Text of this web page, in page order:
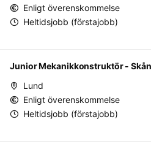
Enligt överenskommelse
Heltidsjobb (förstajobb)
Junior Mekanikkonstruktör -
Lund
Enligt överenskommelse
Heltidsjobb (förstajobb)